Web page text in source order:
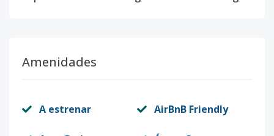
Amenidades
A estrenar AirBnB Friendly